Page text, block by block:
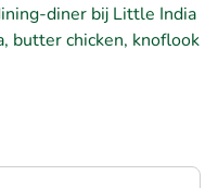
diner bij Little India
butter chicken, knoflook